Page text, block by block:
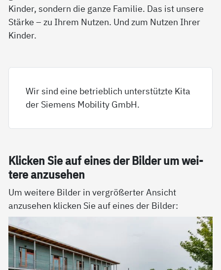
Kinder, sondern die ganze Familie. Das ist unsere
Stärke – zu Ihrem Nutzen. Und zum Nutzen Ihrer
Kinder.
Wir sind eine betrieblich unterstützte Kita
der Siemens Mobility GmbH.
Kli­cken Sie auf ei­nes der Bil­der um wei­
te­re an­zu­se­hen
Um weitere Bilder in vergrößerter Ansicht
anzusehen klicken Sie auf eines der Bilder: